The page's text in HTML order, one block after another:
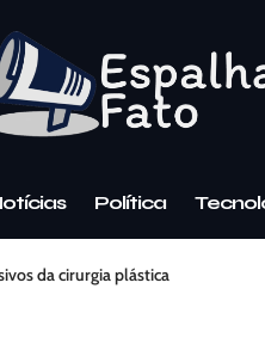
Política
da cirurgia plástica